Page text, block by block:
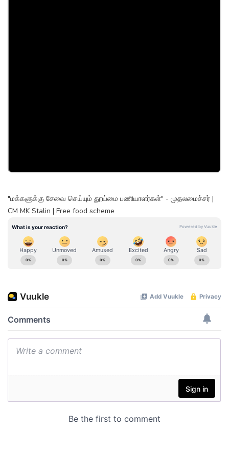
"மக்களுக்கு சேவை செய்யும் தூய்மை பணியாளர்கள்" - முதலமைச்சர் |
CM MK Stalin | Free food scheme